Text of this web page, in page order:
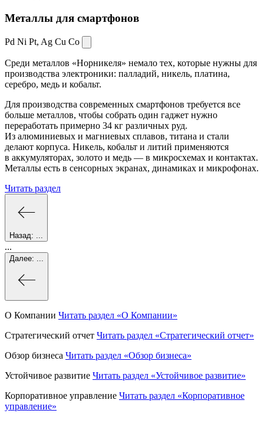
Металлы для смартфонов
Pd Ni Pt, Ag Cu Co
Среди металлов «Норникеля» немало тех, которые нужны для
производства электроники: палладий, никель, платина,
серебро, медь и кобальт.
Для производства современных смартфонов требуется все
больше металлов, чтобы собрать один гаджет нужно
переработать примерно 34 кг различных руд.
Из алюминиевых и магниевых сплавов, титана и стали
делают корпуса. Никель, кобальт и литий применяются
в аккумуляторах, золото и медь — в микросхемах и контактах.
Металлы есть в сенсорных экранах, динамиках и микрофонах.
Читать раздел
Назад:
...
Далее:
О Компании Читать раздел «О Компании»
Стратегический отчет Читать раздел «Стратегический отчет»
Обзор бизнеса Читать раздел «Обзор бизнеса»
Устойчивое развитие Читать раздел «Устойчивое развитие»
Корпоративное управление Читать раздел «Корпоративное
управление»